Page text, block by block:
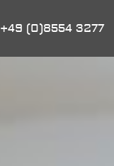
+49 (0)8554 3277